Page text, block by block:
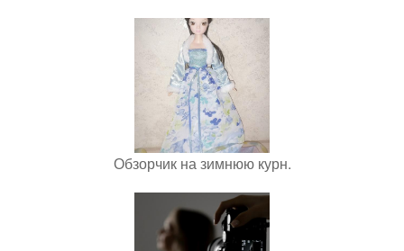
Обзорчик на зимнюю курн.